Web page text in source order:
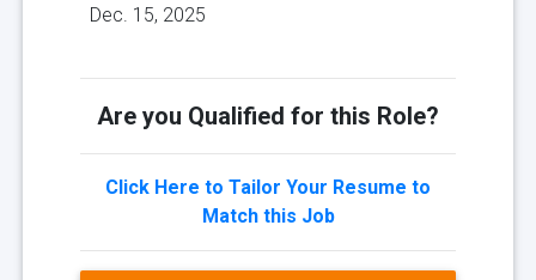
Dec. 15, 2025
Are you Qualified for this Role?
Click Here to Tailor Your Resume to
Match this Job